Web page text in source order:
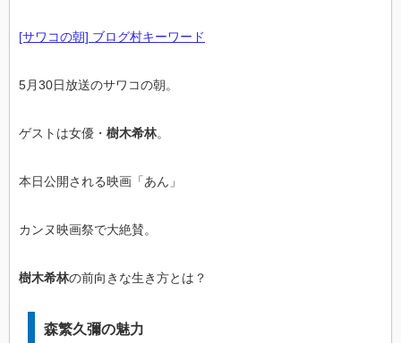
[サワコの朝] ブログ村キーワード
5月30日放送のサワコの朝。
ゲストは女優・ 樹木希林。
本日公開される映画「あん」
カンヌ映画祭で大絶賛。
樹木希林の前向きな生き方とは？
森繁久彌の魅力